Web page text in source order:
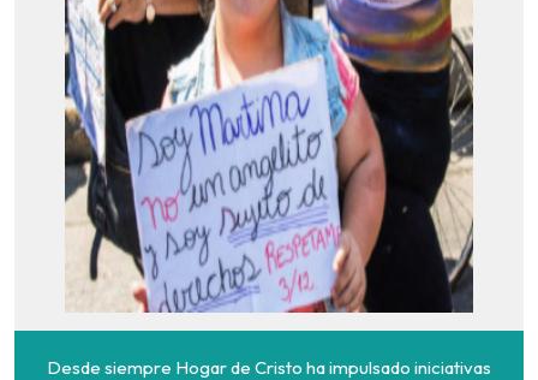
Desde siempre Hogar de Cristo ha impulsado iniciativas